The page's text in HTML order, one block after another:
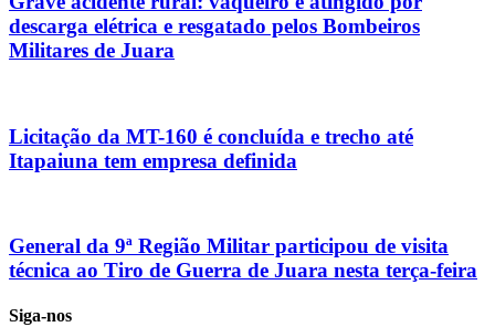
descarga elétrica e resgatado pelos Bombeiros
Militares de Juara
Licitação da MT-160 é concluída e trecho até
Itapaiuna tem empresa definida
General da 9ª Região Militar participou de visita
técnica ao Tiro de Guerra de Juara nesta terça-feira
Siga-nos